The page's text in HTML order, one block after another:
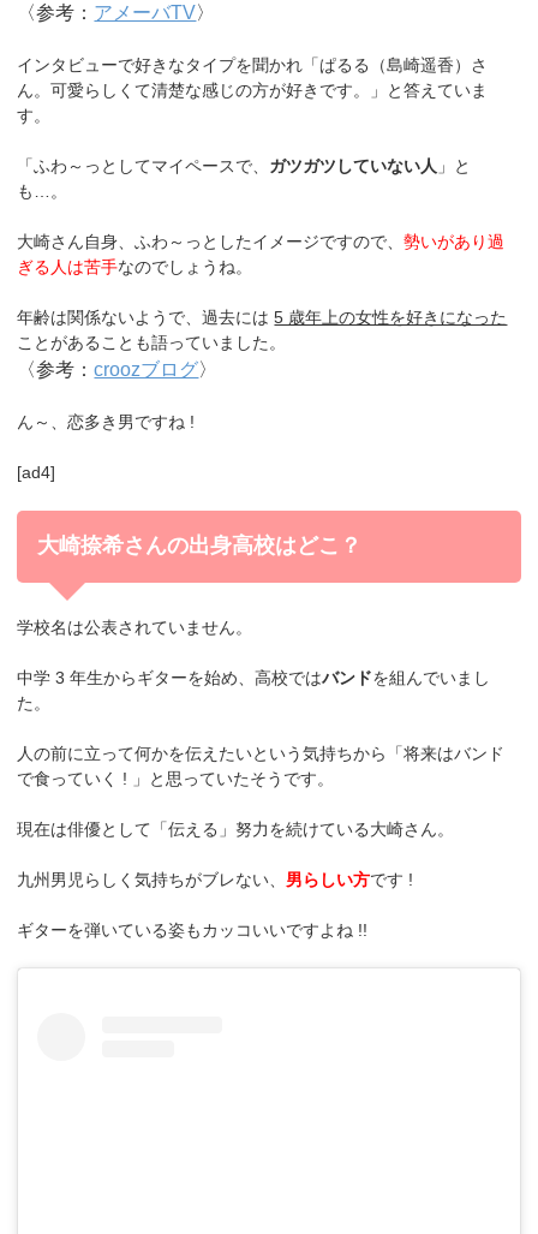
〈参考： アメーバTV〉
インタビューで好きなタイプを聞かれ「ぱるる（島崎遥香）さ
ん。可愛らしくて清楚な感じの方が好きです。」と答えていま
す。
「ふわ～っとしてマイペースで、 ガツガツしていない人 」と
も…。
大崎さん自身、ふわ～っとしたイメージですので、勢いがあり過
ぎる人は苦手なのでしょうね。
年齢は関係ないようで、過去には5 歳年上の女性を好きになった
ことがあることも語っていました。
〈参考：croozブログ〉
ん～、恋多き男ですね !
[ad4]
大崎捺希さんの出身高校はどこ？
学校名は公表されていません。
中学 3 年生からギターを始め、高校ではバンドを組んでいまし
た。
人の前に立って何かを伝えたいという気持ちから「将来はバンド
で食っていく ! 」と思っていたそうです。
現在は俳優として「伝える」努力を続けている大崎さん。
九州男児らしく気持ちがブレない、 男らしい方です !
ギターを弾いている姿もカッコいいですよね !!